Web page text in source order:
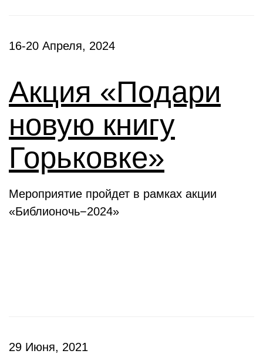
16-20 Апреля, 2024
Акция «Подари
новую книгу
Горьковке»
Мероприятие пройдет в рамках акции
«Библионочь−2024»
29 Июня, 2021